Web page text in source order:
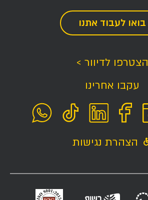
בואו לעבוד אתנו
הצטרפו לדיוור >
עקבו אחרינו
הצהרת נגישות